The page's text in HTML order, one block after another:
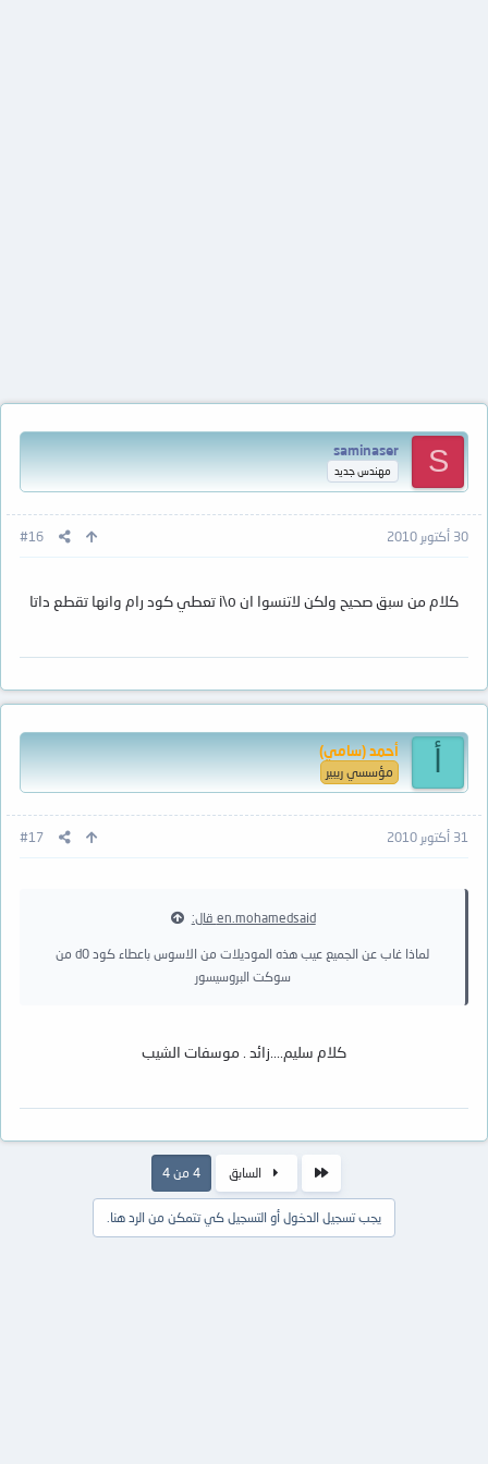
S
saminaser
مهندس جديد
30 أكتوبر 2010 #16
كلام من سبق صحيح ولكن لاتنسوا ان i\o تعطي كود رام وانها تقطع داتا
أحمد (سامي)
مؤسسي ريبير
31 أكتوبر 2010 #17
en.mohamedsaid قال:
لماذا غاب عن الجميع عيب هذه الموديلات من الاسوس باعطاء كود d0 من
سوكت البروسيسور
كلام سليم....زائد . موسفات الشيب
السابق 4 من 4
يجب تسجيل الدخول أو التسجيل كي تتمكن من الرد هنا.